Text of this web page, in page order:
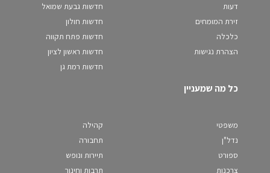
דעות
זירת המומחים
כלכלה
הצהרת נגישות
חדשות גבעת שמואל
חדשות חולון
חדשות פתח תקווה
חדשות ראשון לציון
חדשות רמת גן
כל מה שמעניין
משפטי
נדל"ן
ספורט
צרכנות
קהילה
תחבורה
תיירות ונופש
תרבות וחינוך